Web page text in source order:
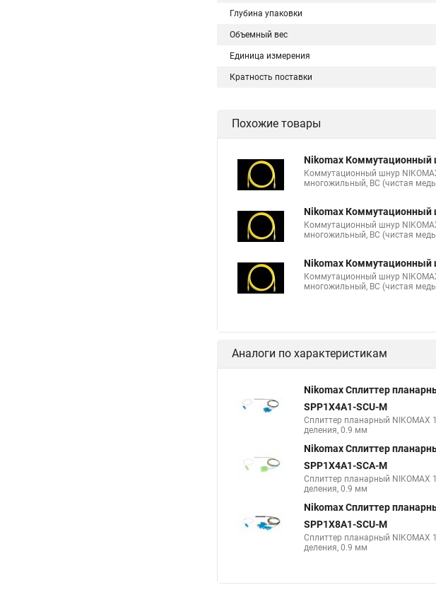
Глубина упаковки
Объемный вес
Единица измерения
Кратность поставки
Похожие товары
Nikomax Коммутационный
Коммутационный шнур
многожильный, BC (чистая
Nikomax Коммутационный
Коммутационный шнур
многожильный, BC (чистая
Nikomax Коммутационный
Коммутационный шнур
многожильный, BC (чистая
Аналоги по характеристикам
Nikomax Сплиттер
SPP1X4A1-SCU-M
Сплиттер планарный NIKOMAX
деления, 0.9 мм
Nikomax Сплиттер
SPP1X4A1-SCA-M
Сплиттер планарный NIKOMAX
деления, 0.9 мм
Nikomax Сплиттер
SPP1X8A1-SCU-M
Сплиттер планарный NIKOMAX
деления, 0.9 мм